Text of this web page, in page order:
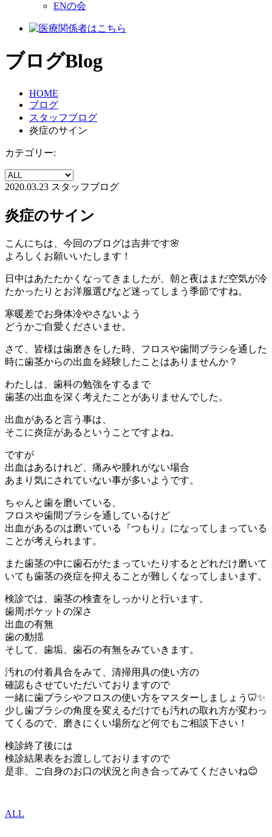
ENの会
ブログBlog
HOME
ブログ
スタッフブログ
炎症のサイン
カテゴリー:
2020.03.23 スタッフブログ
炎症のサイン
こんにちは、今回のブログは吉井です🌸
よろしくお願いいたします！
日中はあたたかくなってきましたが、朝と夜はまだ空気が冷
たかったりとお洋服選びなど迷ってしまう季節ですね。
寒暖差でお身体冷やさないよう
どうかご自愛くださいませ。
さて、皆様は歯磨きをした時、フロスや歯間ブラシを通した
時に歯茎からの出血を経験したことはありませんか？
わたしは、歯科の勉強をするまで
歯茎の出血を深く考えたことがありませんでした。
出血があると言う事は、
そこに炎症があるということですよね。
ですが
出血はあるけれど、痛みや腫れがない場合
あまり気にされていない事が多いようです。
ちゃんと歯を磨いている、
フロスや歯間ブラシを通しているけど
出血があるのは磨いている『つもり』になってしまっている
ことが考えられます。
また歯茎の中に歯石がたまっていたりするとどれだけ磨いて
いても歯茎の炎症を抑えることが難しくなってしまいます。
検診では、歯茎の検査をしっかりと行います。
歯周ポケットの深さ
出血の有無
歯の動揺
そして、歯垢、歯石の有無をみていきます。
汚れの付着具合をみて、清掃用具の使い方の
確認もさせていただいておりますので
一緒に歯ブラシやフロスの使い方をマスターしましょう🦷✨
少し歯ブラシの角度を変えるだけでも汚れの取れ方が変わっ
てくるので、磨きにくい場所など何でもご相談下さい！
検診終了後には
検診結果表をお渡ししておりますので
是非、ご自身のお口の状況と向き合ってみてくださいね😊
ALL